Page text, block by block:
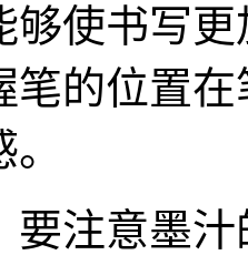
够使书写
笔的位置
要注意墨